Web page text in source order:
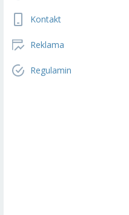
Kontakt
Reklama
Regulamin